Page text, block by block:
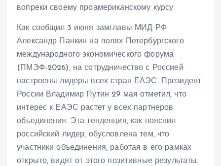
вопреки своему проамериканскому курсу
Как сообщил 3 июня замглавы МИД РФ
Александр Панкин на полях Петербургского
международного экономического форума
(ПМЭФ-2026), на сотрудничество с Россией
настроены лидеры всех стран ЕАЭС. Президент
России Владимир Путин 29 мая отметил, что
интерес к ЕАЭС растет у всех партнеров
объединения. Эта тенденция, как пояснил
российский лидер, обусловлена тем, что
участники объединения, работая в его рамках
открыто, видят от этого позитивные результаты.